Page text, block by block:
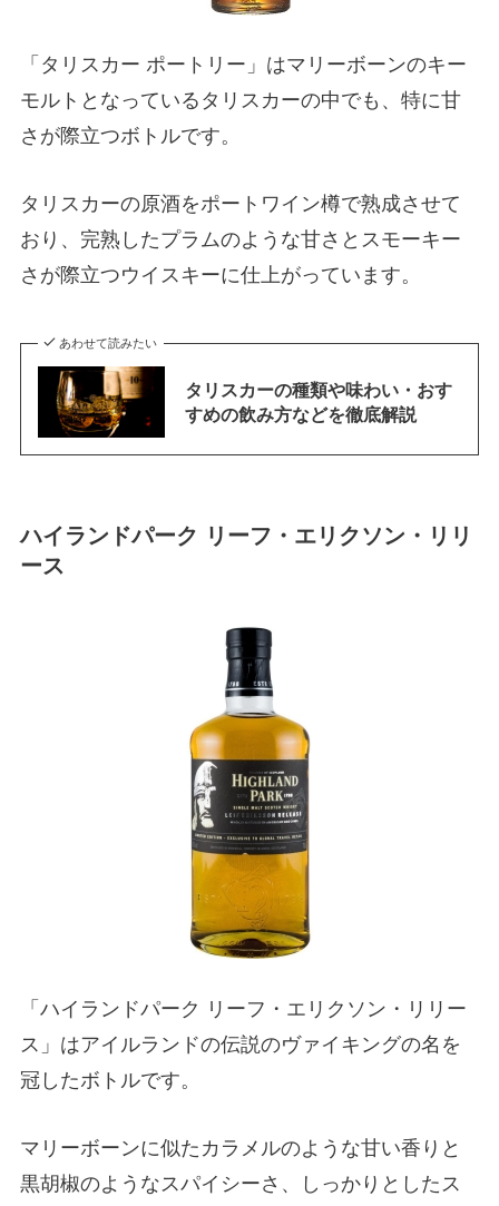
「タリスカー ポートリー」はマリーボーンのキー
モルトとなっているタリスカーの中でも、特に甘
さが際立つボトルです。
タリスカーの原酒をポートワイン樽で熟成させて
おり、完熟したプラムのような甘さとスモーキー
さが際立つウイスキーに仕上がっています。
あわせて読みたい
タリスカーの種類や味わい・おす
すめの飲み方などを徹底解説
ハイランドパーク リーフ・エリクソン・リリ
ース
「ハイランドパーク リーフ・エリクソン・リリー
ス」はアイルランドの伝説のヴァイキングの名を
冠したボトルです。
マリーボーンに似たカラメルのような甘い香りと
黒胡椒のようなスパイシーさ、しっかりとしたス